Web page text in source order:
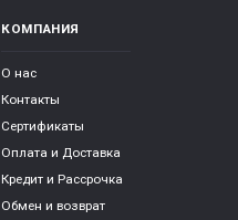
КОМПАНИЯ
О нас
Контакты
Сертификаты
Оплата и Доставка
Кредит и Рассрочка
Обмен и возврат